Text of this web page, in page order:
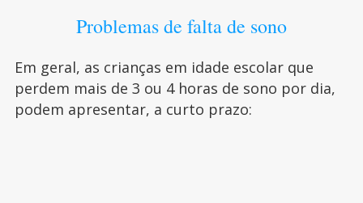
Problemas de falta de sono
Em geral, as crianças em idade escolar que
perdem mais de 3 ou 4 horas de sono por dia,
podem apresentar, a curto prazo: